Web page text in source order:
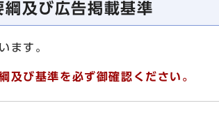
及び広告掲載基準
ます。
及び基準を必ず御確認ください。